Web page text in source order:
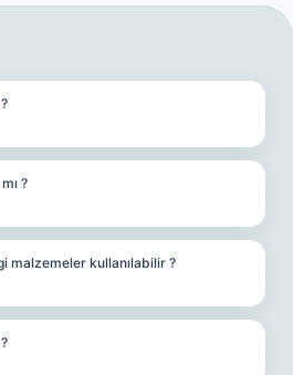
?
malzemeler kullanılabilir ?